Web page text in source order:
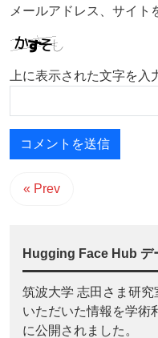
メールアドレス、サイト
上に表示された文字を入
« Prev
Hugging Face Hub デ
筑波大学 志田さま研
いただいた情報を学術
に公開されました。